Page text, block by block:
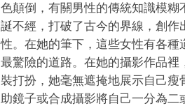
色顛倒，有關男性的傳統知識模糊
誕不經，打破了古今的界線，創作
性。在她的筆下，這些女性有各種
最驚險的道路。在她的攝影作品裡
裝打扮，她毫無遮掩地展示自己瘦
助鏡子或合成攝影將自己一分為二